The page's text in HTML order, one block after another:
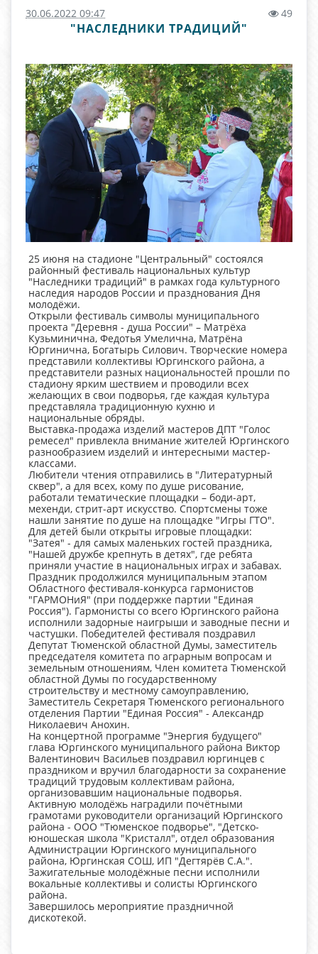
30.06.2022 09:47 49
"НАСЛЕДНИКИ ТРАДИЦИЙ"
25 июня на стадионе "Центральный" состоялся
районный фестиваль национальных культур
"Наследники традиций" в рамках года культурного
наследия народов России и празднования Дня
молодёжи.
Открыли фестиваль символы муниципального
проекта "Деревня - душа России" – Матрёха
Кузьминична, Федотья Умелична, Матрёна
Юргинична, Богатырь Силович. Творческие номера
представили коллективы Юргинского района, а
представители разных национальностей прошли по
стадиону ярким шествием и проводили всех
желающих в свои подворья, где каждая культура
представляла традиционную кухню и
национальные обряды.
Выставка-продажа изделий мастеров ДПТ "Голос
ремесел" привлекла внимание жителей Юргинского
разнообразием изделий и интересными мастер-
классами.
Любители чтения отправились в "Литературный
сквер", а для всех, кому по душе рисование,
работали тематические площадки – боди-арт,
мехенди, стрит-арт искусство. Спортсмены тоже
нашли занятие по душе на площадке "Игры ГТО".
Для детей были открыты игровые площадки:
"Затея" - для самых маленьких гостей праздника,
"Нашей дружбе крепнуть в детях", где ребята
приняли участие в национальных играх и забавах.
Праздник продолжился муниципальным этапом
Областного фестиваля-конкурса гармонистов
"ГАРМОНиЯ" (при поддержке партии "Единая
Россия"). Гармонисты со всего Юргинского района
исполнили задорные наигрыши и заводные песни и
частушки. Победителей фестиваля поздравил
Депутат Тюменской областной Думы, заместитель
председателя комитета по аграрным вопросам и
земельным отношениям, Член комитета Тюменской
областной Думы по государственному
строительству и местному самоуправлению,
Заместитель Секретаря Тюменского регионального
отделения Партии "Единая Россия" - Александр
Николаевич Анохин.
На концертной программе "Энергия будущего"
глава Юргинского муниципального района Виктор
Валентинович Васильев поздравил юргинцев с
праздником и вручил благодарности за сохранение
традиций трудовым коллективам района,
организовавшим национальные подворья.
Активную молодёжь наградили почётными
грамотами руководители организаций Юргинского
района - ООО "Тюменское подворье", "Детско-
юношеская школа "Кристалл", отдел образования
Администрации Юргинского муниципального
района, Юргинская СОШ, ИП "Дегтярёв С.А.".
Зажигательные молодёжные песни исполнили
вокальные коллективы и солисты Юргинского
района.
Завершилось мероприятие праздничной
дискотекой.